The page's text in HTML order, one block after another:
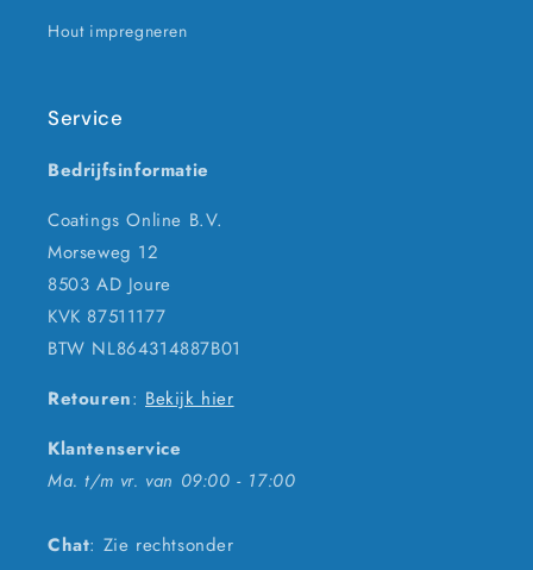
Hout impregneren
Service
Bedrijfsinformatie
Coatings Online B.V.
Morseweg 12
8503 AD Joure
KVK 87511177
BTW NL864314887B01
Retouren: Bekijk hier
Klantenservice
Ma. t/m vr. van 09:00 - 17:00
Chat: Zie rechtsonder